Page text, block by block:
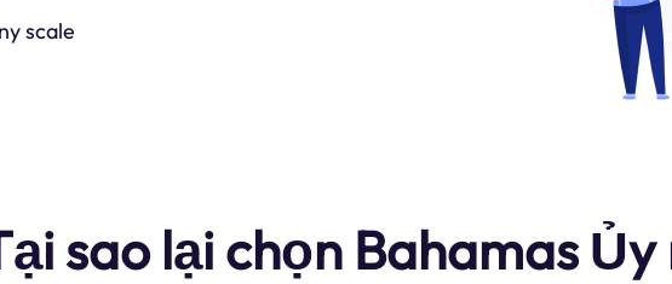
scale
sao lại chọn Bahamas Ủy